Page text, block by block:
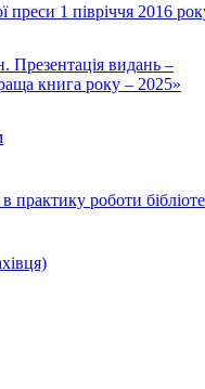
1 півріччя 2016
Презентація видань –
книга року – 2025»
роботи